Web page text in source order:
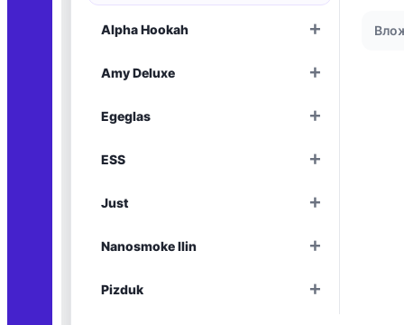
Alpha Hookah +Раскрыть
Amy Deluxe +Раскрыть
Egeglas +Раскрыть
ESS +Раскрыть
Just +Раскрыть
Nanosmoke Ilin +Раскрыть
Pizduk +Раскрыть